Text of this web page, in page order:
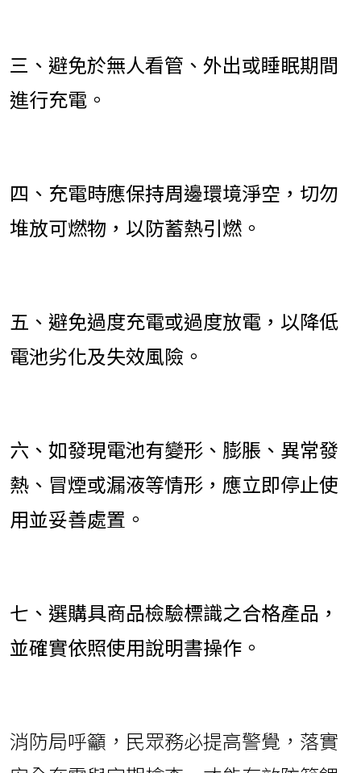
三、避免於無人看管、外出或睡眠期間
進行充電。
四、充電時應保持周邊環境淨空，切勿
堆放可燃物，以防蓄熱引燃。
五、避免過度充電或過度放電，以降低
電池劣化及失效風險。
六、如發現電池有變形、膨脹、異常發
熱、冒煙或漏液等情形，應立即停止使
用並妥善處置。
七、選購具商品檢驗標識之合格產品，
並確實依照使用說明書操作。
消防局呼籲，民眾務必提高警覺，落實